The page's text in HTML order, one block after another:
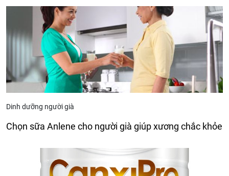
Dinh dưỡng người già
Chọn sữa Anlene cho người già giúp xương chắc khỏe